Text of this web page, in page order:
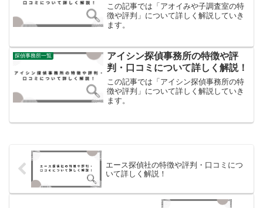
この記事では「アオイみや子調査室の特
徴や評判」について詳しく解説していき
ます。
探偵事務所一覧
アイシン探偵事務所の特徴や評
判・口コミについて詳しく解説！
この記事では「アイシン探偵事務所の特
徴や評判」について詳しく解説していき
ます。
エース探偵社の特徴や評判・口コミにつ
いて詳しく解説！